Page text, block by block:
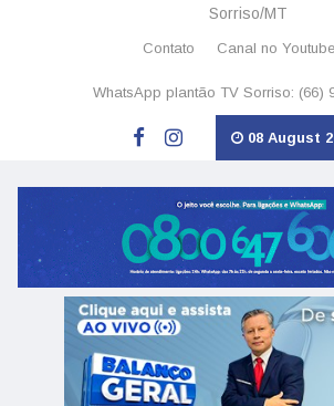
Sorriso/MT
Contato Canal no Youtube
WhatsApp plantão TV Sorriso: (66)
08 August